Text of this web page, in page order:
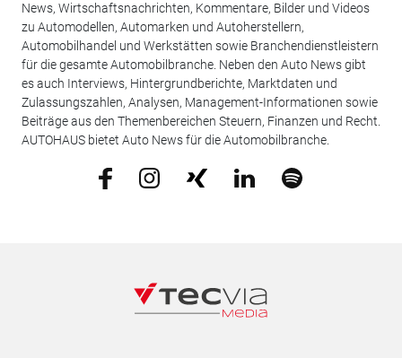
News, Wirtschaftsnachrichten, Kommentare, Bilder und Videos
zu Automodellen, Automarken und Autoherstellern,
Automobilhandel und Werkstätten sowie Branchendienstleistern
für die gesamte Automobilbranche. Neben den Auto News gibt
es auch Interviews, Hintergrundberichte, Marktdaten und
Zulassungszahlen, Analysen, Management-Informationen sowie
Beiträge aus den Themenbereichen Steuern, Finanzen und Recht.
AUTOHAUS bietet Auto News für die Automobilbranche.